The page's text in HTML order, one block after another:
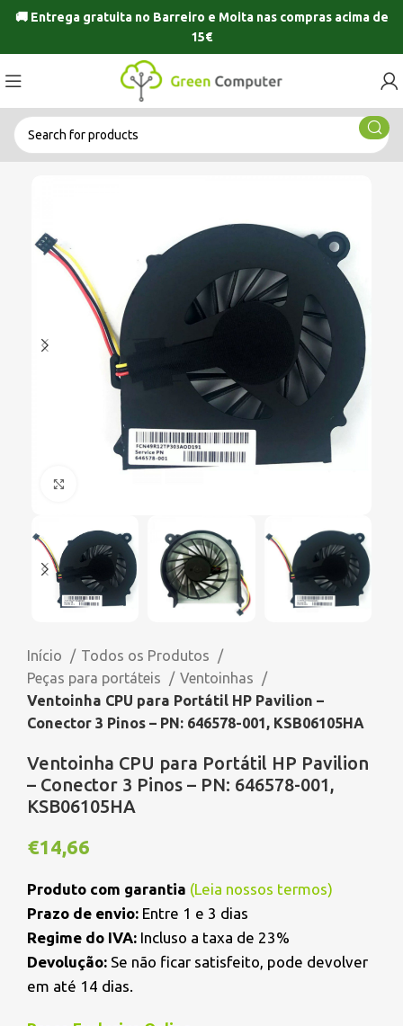
🚚 Entrega gratuita no Barreiro e Moitanas compras acima de
15€
Início
Todos os Produtos
Peças para portáteis
Ventoinhas
Ventoinha CPU para Portátil HP Pavilion –
Conector 3 Pinos – PN: 646578-001, KSB06105HA
Ventoinha CPU para Portátil HP Pavilion
– Conector 3 Pinos – PN: 646578-001,
KSB06105HA
€14,66
Produto com garantia (Leia nossos termos)
Prazo de envio: Entre 1 e 3 dias
Regime do IVA: Incluso a taxa de 23%
Devolução: Se não ficar satisfeito, pode devolver
em até 14 dias.